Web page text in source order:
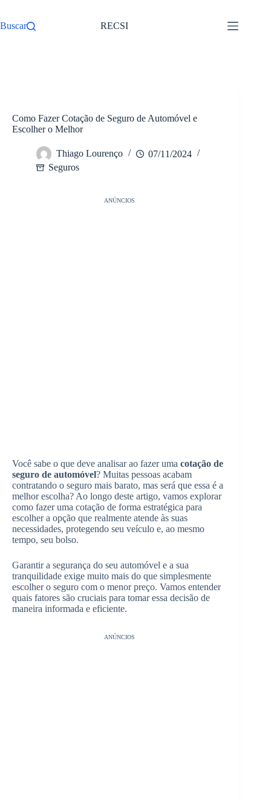
para
o
Buscar RECSI
Como Fazer Cotação de Seguro de Automóvel e
Escolher o Melhor
Thiago Lourenço
07/11/2024
Seguros
ANÚNCIOS
Você sabe o que deve analisar ao fazer uma cotação de
seguro de automóvel? Muitas pessoas acabam
contratando o seguro mais barato, mas será que essa é a
melhor escolha? Ao longo deste artigo, vamos explorar
como fazer uma cotação de forma estratégica para
escolher a opção que realmente atende às suas
necessidades, protegendo seu veículo e, ao mesmo
tempo, seu bolso.
Garantir a segurança do seu automóvel e a sua
tranquilidade exige muito mais do que simplesmente
escolher o seguro com o menor preço. Vamos entender
quais fatores são cruciais para tomar essa decisão de
maneira informada e eficiente.
ANÚNCIOS